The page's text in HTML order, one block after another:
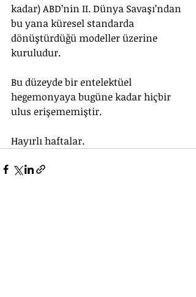
kadar) ABD’nin II. Dünya Savaşı’ndan
bu yana küresel standarda
dönüştürdüğü modeller üzerine
kuruludur.
Bu düzeyde bir entelektüel
hegemonyaya bugüne kadar hiçbir
ulus erişememiştir.
Hayırlı haftalar.